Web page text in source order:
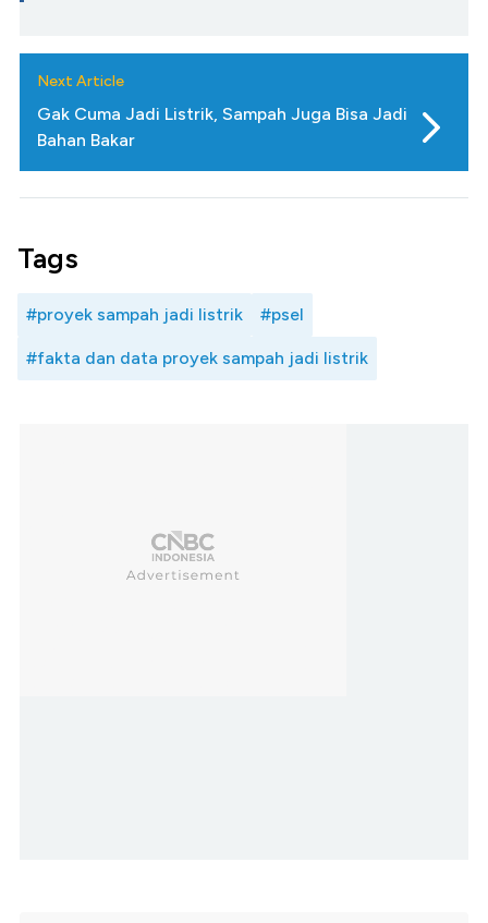
Next Article
Gak Cuma Jadi Listrik, Sampah Juga Bisa Jadi
Bahan Bakar
Tags
#proyek sampah jadi listrik #psel
#fakta dan data proyek sampah jadi listrik